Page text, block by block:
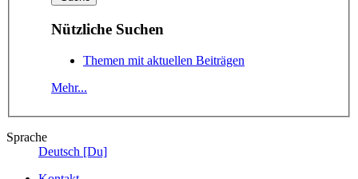
Nützliche Suchen
Themen mit aktuellen Beiträgen
Mehr...
Sprache
Deutsch [Du]